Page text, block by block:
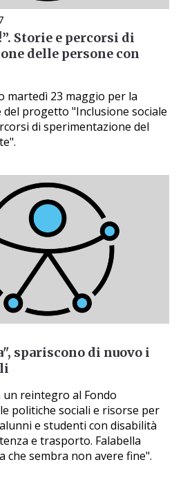
Storie e percorsi di
delle persone con
martedì 23 maggio per la
progetto "Inclusione sociale
di sperimentazione del
spariscono di nuovo i
un reintegro al Fondo
politiche sociali e risorse per
e studenti con disabilità
e trasporto. Falabella
che sembra non avere fine".